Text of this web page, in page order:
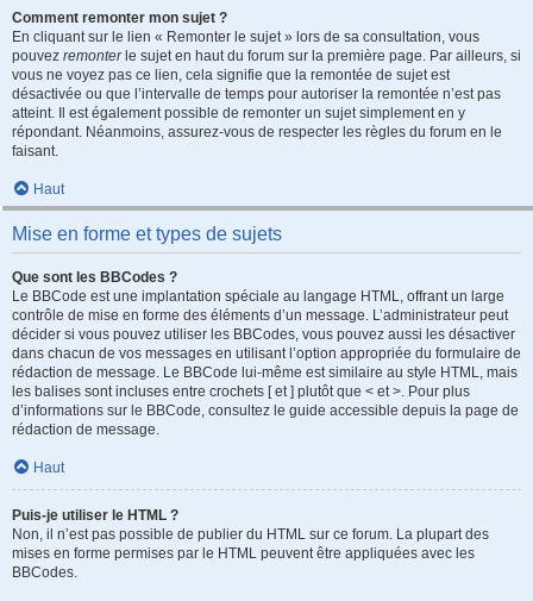
Comment remonter mon sujet ?
En cliquant sur le lien « Remonter le sujet » lors de sa consultation, vous
pouvez remonterle sujet en haut du forum sur la première page. Par ailleurs, si
vous ne voyez pas ce lien, cela signifie que la remontée de sujet est
désactivée ou que l’intervalle de temps pour autoriser la remontée n’est pas
atteint. Il est également possible de remonter un sujet simplement en y
répondant. Néanmoins, assurez-vous de respecter les règles du forum en le
faisant.
Haut
Mise en forme et types de sujets
Que sont les BBCodes ?
Le BBCode est une implantation spéciale au langage HTML, offrant un large
contrôle de mise en forme des éléments d’un message. L’administrateur peut
décider si vous pouvez utiliser les BBCodes, vous pouvez aussi les désactiver
dans chacun de vos messages en utilisant l’option appropriée du formulaire de
rédaction de message. Le BBCode lui-même est similaire au style HTML, mais
les balises sont incluses entre crochets [ et ] plutôt que < et >. Pour plus
d’informations sur le BBCode, consultez le guide accessible depuis la page de
rédaction de message.
Haut
Puis-je utiliser le HTML ?
Non, il n’est pas possible de publier du HTML sur ce forum. La plupart des
mises en forme permises par le HTML peuvent être appliquées avec les
BBCodes.